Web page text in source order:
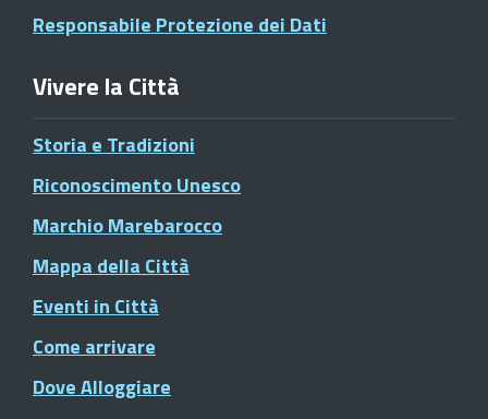
Responsabile Protezione dei Dati
Vivere la Città
Storia e Tradizioni
Riconoscimento Unesco
Marchio Marebarocco
Mappa della Città
Eventi in Città
Come arrivare
Dove Alloggiare